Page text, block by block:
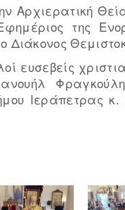
Αρχιερατική
της
Διάκονος
ευσεβείς
Ιεράπετρας